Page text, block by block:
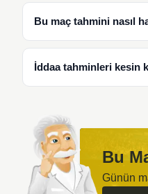
Bu maç tahmini nasıl
İddaa tahminleri kesin
Bu
Günün